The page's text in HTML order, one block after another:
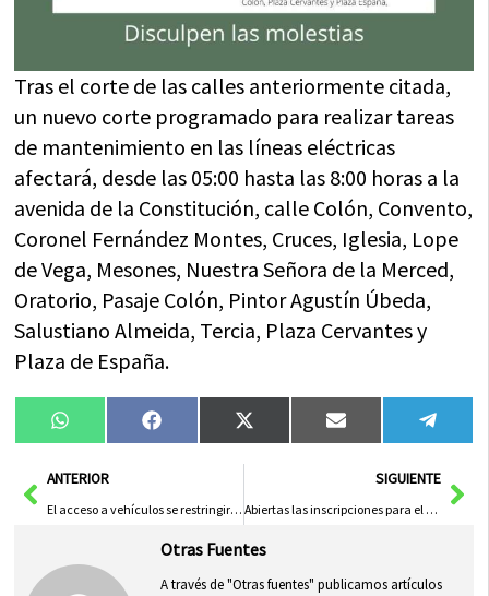
Tras el corte de las calles anteriormente citada,
un nuevo corte programado para realizar tareas
de mantenimiento en las líneas eléctricas
afectará, desde las 05:00 hasta las 8:00 horas a la
avenida de la Constitución, calle Colón, Convento,
Coronel Fernández Montes, Cruces, Iglesia, Lope
de Vega, Mesones, Nuestra Señora de la Merced,
Oratorio, Pasaje Colón, Pintor Agustín Úbeda,
Salustiano Almeida, Tercia, Plaza Cervantes y
Plaza de España.
Compartir
en
WhatsAppCompartir
en
FacebookCompartir
en
X
(Twitter)
Compartir
en
Email
en
AntANTERIOR
El acceso a vehículos se restringirá en la zona centro los fines de semana y festivos estivales
SIGUIENTE
Abiertas las inscripciones para el XVII Maratón de Cuentos y Rastrillo de las Artes
Otras Fuentes
A través de "Otras fuentes" publicamos artículos